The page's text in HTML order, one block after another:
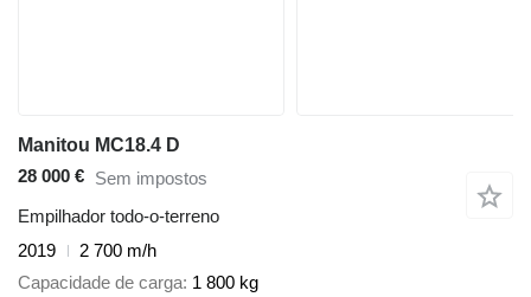
Manitou MC18.4 D
28 000 € Sem impostos
Empilhador todo-o-terreno
2019
2 700 m/h
Capacidade de carga 1 800 kg